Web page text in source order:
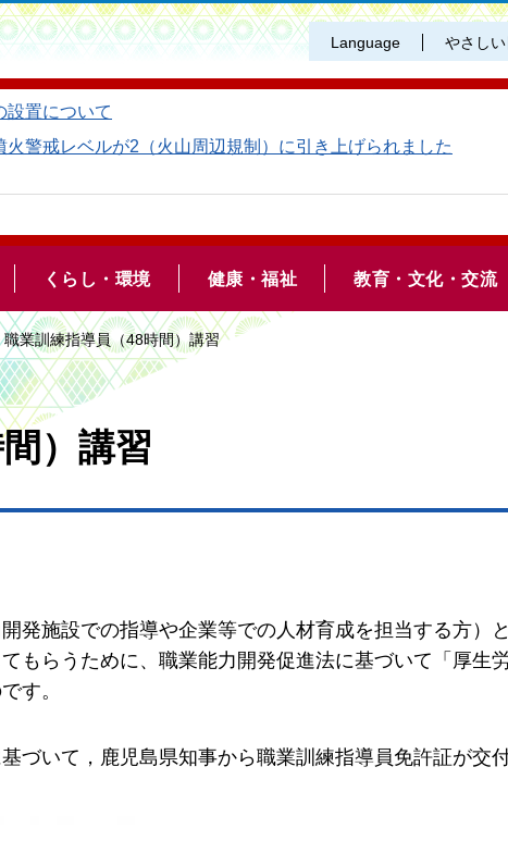
Language やさし
設置について
火警戒レベルが2（火山周辺規制）に引き上げられました
くらし・環境 健康・福祉 教育・文化・交流
業訓練指導員（48時間）講習
）講習
発施設での指導や企業等での人材育成を担当する方）
もらうために、職業能力開発促進法に基づいて「厚生
す。
づいて，鹿児島県知事から職業訓練指導員免許証が交付